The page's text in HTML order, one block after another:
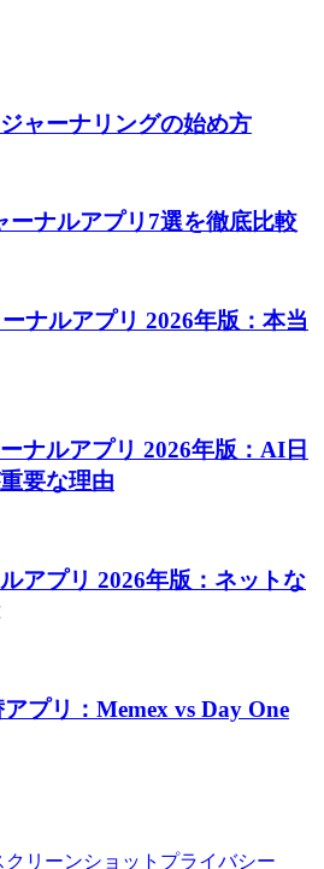
ャーナリングの始め方
ーナルアプリ7選を徹底比較
ナルアプリ 2026年版：本当
ナルアプリ 2026年版：AI日
要な理由
アプリ 2026年版：ネットな
プリ：Memex vs Day One
クリーンショット プライバシー